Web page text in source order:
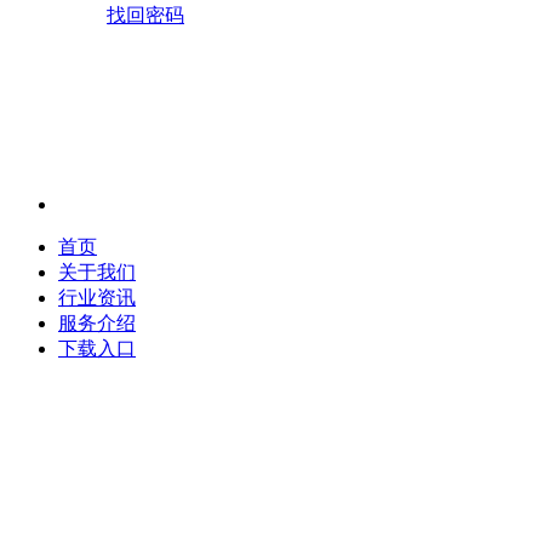
找回密码
首页
关于我们
行业资讯
服务介绍
下载入口